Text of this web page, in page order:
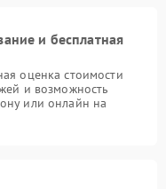
и бесплатная
оценка стоимости
и возможность
или онлайн на